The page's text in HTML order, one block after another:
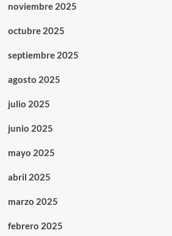
noviembre 2025
octubre 2025
septiembre 2025
agosto 2025
julio 2025
junio 2025
mayo 2025
abril 2025
marzo 2025
febrero 2025